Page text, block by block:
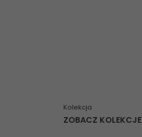
Kolekcja
ZOBACZ KOLEKCJE